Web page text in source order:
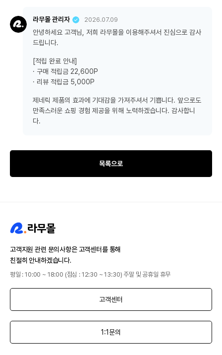
라무몰 관리자 2026.07.09
안녕하세요 고객님, 저희 라무몰을 이용해주셔서 진심으로 감사
드립니다.
[적립 완료 안내]
· 구매 적립금 22,600P
· 리뷰 적립금 5,000P
제네릭 제품의 효과에 기대감을 가져주셔서 기쁩니다. 앞으로도
만족스러운 쇼핑 경험 제공을 위해 노력하겠습니다. 감사합니
다.
목록으로
고객지원 관련 문의사항은 고객센터를 통해
친절히 안내하겠습니다.
평일 : 10:00 ~ 18:00 (점심 : 12:30 ~ 13:30) 주말 및 공휴일 휴무
고객센터
1:1문의